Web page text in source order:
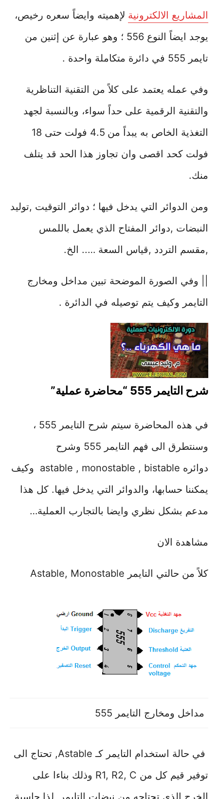
المشاريع الالكترونية لإهميته وايضاً سعره رخيص،
يوجد ايضاً النوع 556 ؛ وهو عبارة عن إثنين من
تايمر 555 في دائرة متكاملة واحدة .
وفي عمله يعتمد على كلاً من التقنية التناظرية
والتقنية الرقمية على حداً سواء، وبالنسبة لجهد
التغذية الخاص به يبداً من 4.5 فولت حتى 18
فولت كحد اقصى وان تجاوز هذا الحد قد يتلف
منك.
ومن الدوائر التي يدخل فيها ؛ دوائر التوقيت ,توليد
النبضات ,دوائر المفتاح الذي يعمل باللمس
,مقسم التردد ,قياس السعة ….. الخ.
|| وفي الصورة الموضحة تبين مداخل ومخارج
التايمر وكيف يتم توصيله في الدائرة .
شرح التايمر 555 “محاضرة عملية”
في هذه المحاضرة سيتم شرح التايمر 555 ،
وسنتطرق الى فهم التايمر 555 وشرح
دوائره astable , monostable , bistable وكيف
يمكننا حسابها، والدوائر التي يدخل فيها. كل هذا
مدعم بشكل نظري وايضا بالتجارب العملية…
مشاهدة الان
كلاً من حالتي التايمر Astable, Monostable
مداخل ومخارج التايمر 555
في حالة استخدام التايمر كـ Astable, تحتاج الى
توفير قيم كل من R1, R2, C وذلك بناءا على